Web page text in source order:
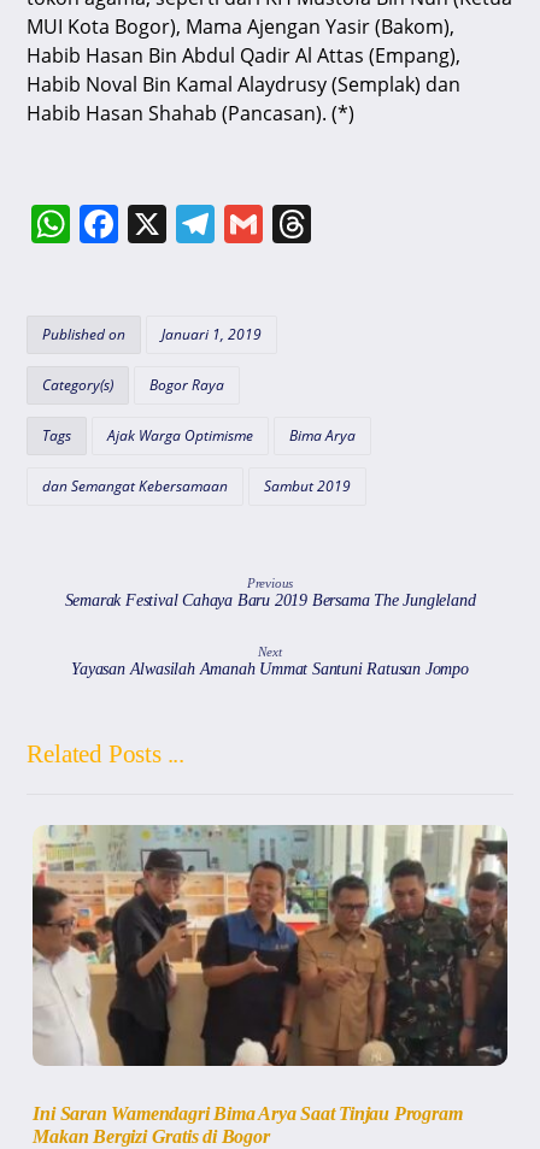
MUI Kota Bogor), Mama Ajengan Yasir (Bakom),
Habib Hasan Bin Abdul Qadir Al Attas (Empang),
Habib Noval Bin Kamal Alaydrusy (Semplak) dan
Habib Hasan Shahab (Pancasan). (*)
W
s
A
p
F
e
o
o
k
X T
gr
a
G
s
Published on Januari 1, 2019
Category(s) Bogor Raya
Tags Ajak Warga Optimisme Bima Arya
dan Semangat Kebersamaan Sambut 2019
Previous
Semarak Festival Cahaya Baru 2019 Bersama The Jungleland
Next
Yayasan Alwasilah Amanah Ummat Santuni Ratusan Jompo
Related Posts ...
Ini Saran Wamendagri Bima Arya Saat Tinjau Program
Makan Bergizi Gratis di Bogor